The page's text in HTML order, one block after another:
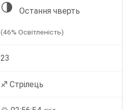
🌗 Остання чверть
(46% Освітленість)
23
♐ Стрілець